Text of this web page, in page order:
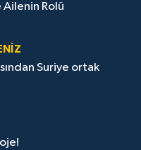
Ailenin Rolü
Suriye ortak